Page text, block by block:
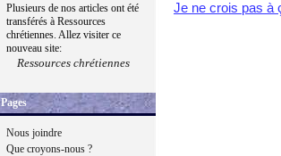
Plusieurs de nos articles ont été
transférés à Ressources
chrétiennes. Allez visiter ce
nouveau site:
Ressources chrétiennes
Pages
Nous joindre
Que croyons-nous ?
Je ne crois pas à